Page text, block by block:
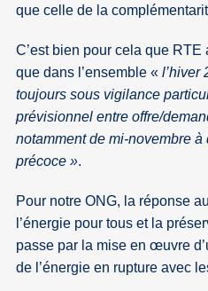
que celle de la
C’est bien pour cela que
que dans l’ensemble «l’hiver
toujours sous vigilance
prévisionnel entre offre/
notamment de mi-novembre
précoce ».
Pour notre ONG, la réponse
l’énergie pour tous et la
passe par la mise en œuvre
de l’énergie en rupture avec